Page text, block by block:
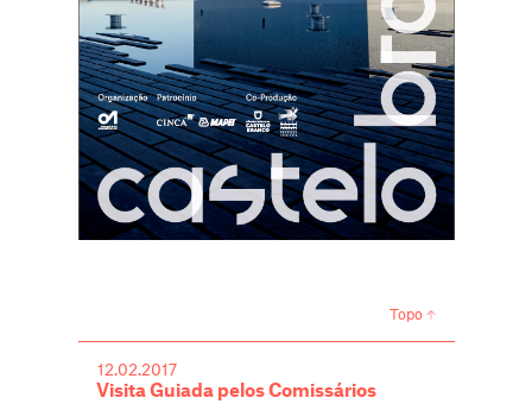
Topo
12.02.2017
Visita Guiada pelos Comissários